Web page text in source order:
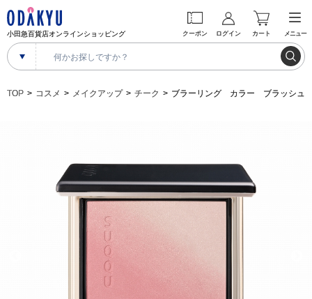
小田急百貨店オンラインショッピング クーポン ログイン カート メニュー
TOP コスメ メイクアップ チーク ブラーリング カラー ブラッシュ